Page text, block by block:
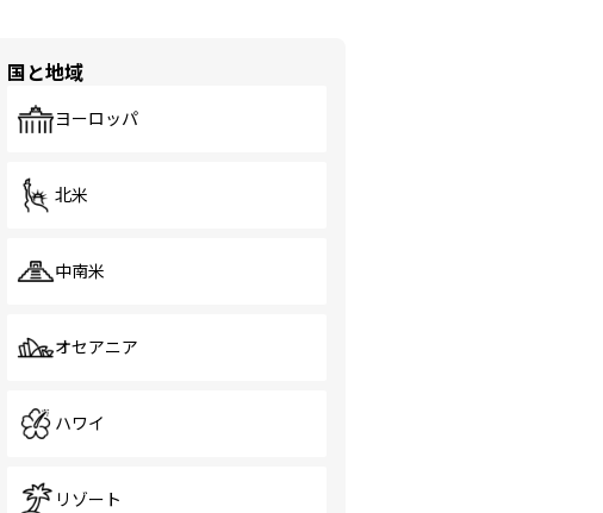
国と地域
ヨーロッパ
北米
中南米
オセアニア
ハワイ
リゾート